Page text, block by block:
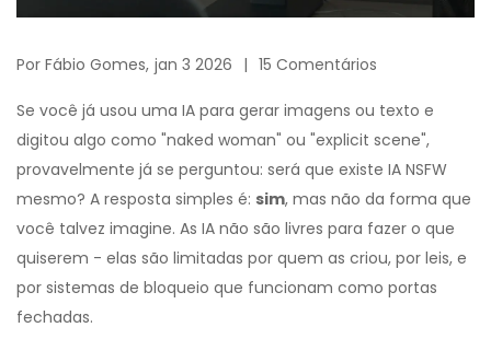
Por Fábio Gomes, jan 3 2026 15 Comentários
Se você já usou uma IA para gerar imagens ou texto e
digitou algo como "naked woman" ou "explicit scene",
provavelmente já se perguntou: será que existe IA NSFW
mesmo? A resposta simples é: sim, mas não da forma que
você talvez imagine. As IA não são livres para fazer o que
quiserem - elas são limitadas por quem as criou, por leis, e
por sistemas de bloqueio que funcionam como portas
fechadas.